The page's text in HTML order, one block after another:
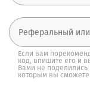
Если вам
код, впишите его и
Вами не поделились
которым вы